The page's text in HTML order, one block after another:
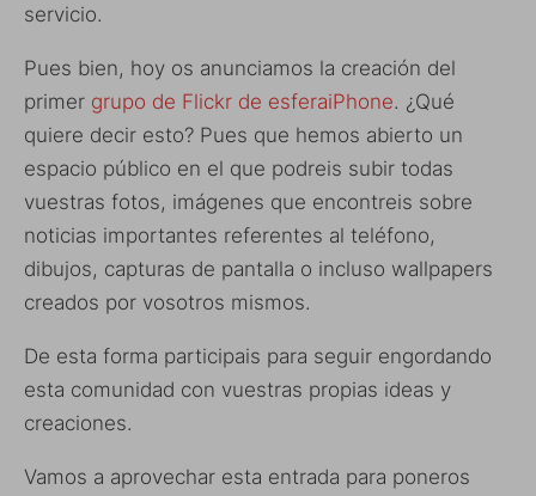
servicio.
Pues bien, hoy os anunciamos la creación del
primer grupo de Flickr de esferaiPhone. ¿Qué
quiere decir esto? Pues que hemos abierto un
espacio público en el que podreis subir todas
vuestras fotos, imágenes que encontreis sobre
noticias importantes referentes al teléfono,
dibujos, capturas de pantalla o incluso wallpapers
creados por vosotros mismos.
De esta forma participais para seguir engordando
esta comunidad con vuestras propias ideas y
creaciones.
Vamos a aprovechar esta entrada para poneros